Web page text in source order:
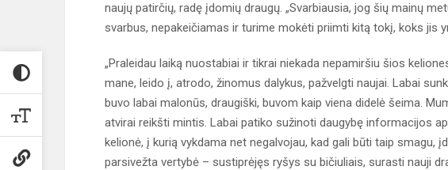
naujų patirčių, radę įdomių draugų. „Svarbiausia, jog šių mainų
svarbus, nepakeičiamas ir turime mokėti priimti kitą tokį, koks jis
„Praleidau laiką nuostabiai ir tikrai niekada nepamiršiu šios
mane, leido į, atrodo, žinomus dalykus, pažvelgti naujai. Labai
buvo labai malonūs, draugiški, buvom kaip viena didelė šeima.
atvirai reikšti mintis. Labai patiko sužinoti daugybę informacijos
kelionė, į kurią vykdama net negalvojau, kad gali būti taip smagu,
parsivežta vertybė – sustiprėjęs ryšys su bičiuliais, surasti nauji